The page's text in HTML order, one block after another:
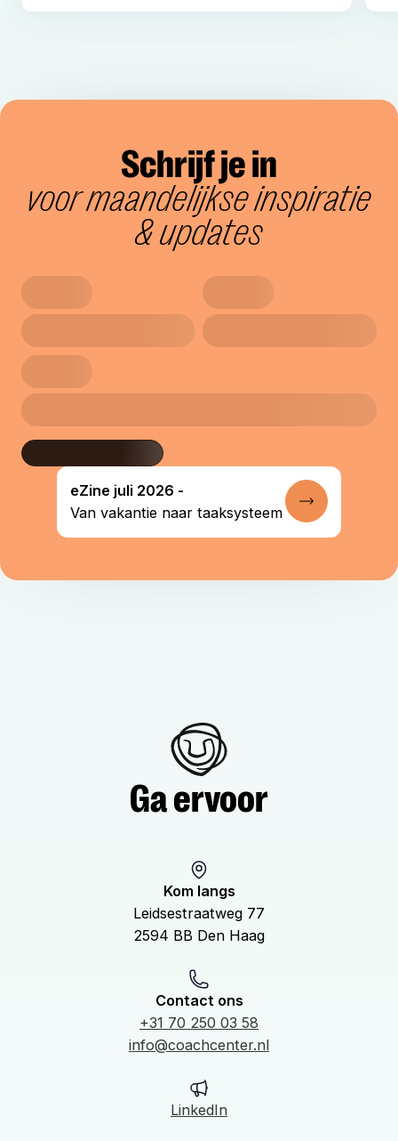
meekijkt.’
Schrijf je in
voor maandelijkse inspiratie
& updates
eZine juli 2026 -
Van vakantie naar taaksysteem
Lees verder
Ga ervoor
Kom langs
Leidsestraatweg 77
2594 BB Den Haag
Contact ons
+31 70 250 03 58
info@coachcenter.nl
LinkedIn